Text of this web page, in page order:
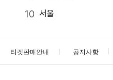
서울
티켓판매안내 공지사항